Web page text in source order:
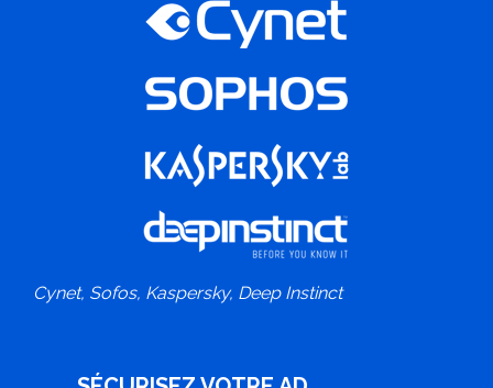
Cynet, Sofos, Kaspersky, Deep Instinct